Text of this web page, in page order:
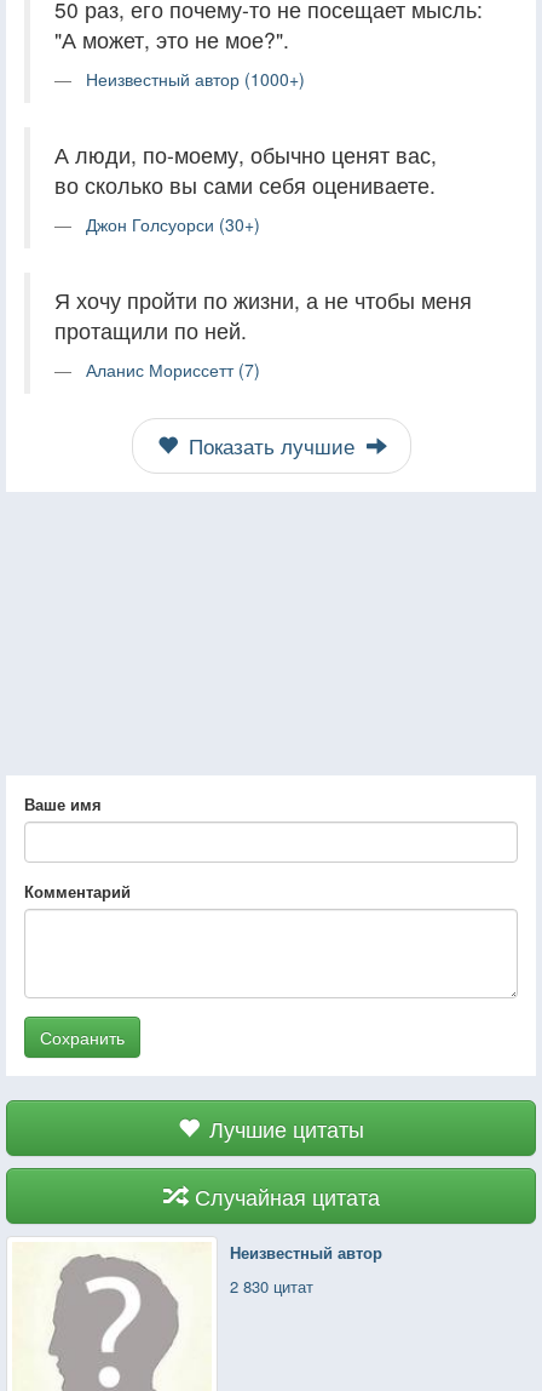
50 раз, его почему-то не посещает мысль:
"А может, это не мое?".
Неизвестный автор (1000+)
А люди, по-моему, обычно ценят вас,
во сколько вы сами себя оцениваете.
Джон Голсуорси (30+)
Я хочу пройти по жизни, а не чтобы меня
протащили по ней.
Аланис Мориссетт (7)
Показать лучшие
Ваше имя
Комментарий
Сохранить
Лучшие цитаты
Случайная цитата
Неизвестный автор
2 830 цитат